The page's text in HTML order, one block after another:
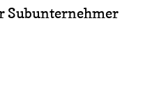
Subunternehmer